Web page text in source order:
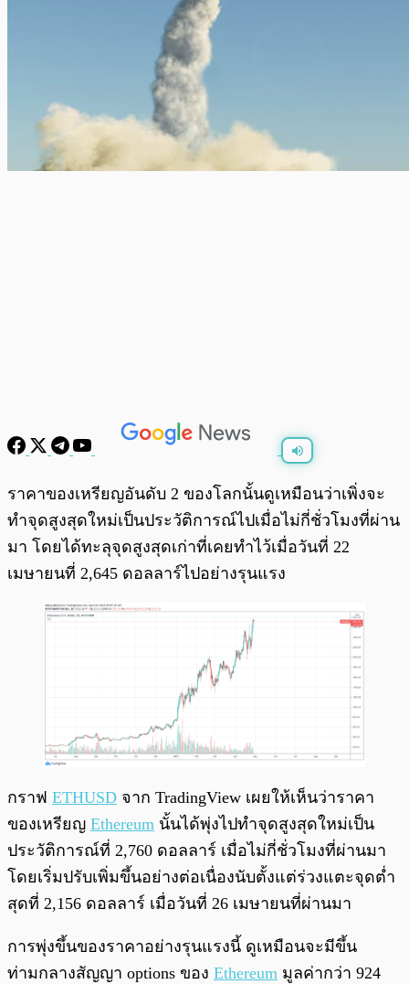
พร้อมเล่น / 0:00
ราคาของเหรียญอันดับ 2 ของโลกนั้นดูเหมือนว่าเพิ่งจะ
ทำจุดสูงสุดใหม่เป็นประวัติการณ์ไปเมื่อไม่กี่ชั่วโมงที่ผ่าน
มา โดยได้ทะลุจุดสูงสุดเก่าที่เคยทำไว้เมื่อวันที่ 22
เมษายนที่ 2,645 ดอลลาร์ไปอย่างรุนแรง
กราฟ ETHUSD จาก TradingView เผยให้เห็นว่าราคา
ของเหรียญ Ethereum นั้นได้พุ่งไปทำจุดสูงสุดใหม่เป็น
ประวัติการณ์ที่ 2,760 ดอลลาร์ เมื่อไม่กี่ชั่วโมงที่ผ่านมา
โดยเริ่มปรับเพิ่มขึ้นอย่างต่อเนื่องนับตั้งแต่ร่วงแตะจุดต่ำ
สุดที่ 2,156 ดอลลาร์ เมื่อวันที่ 26 เมษายนที่ผ่านมา
การพุ่งขึ้นของราคาอย่างรุนแรงนี้ ดูเหมือนจะมีขึ้น
ท่ามกลางสัญญา options ของ Ethereum มูลค่ากว่า 924